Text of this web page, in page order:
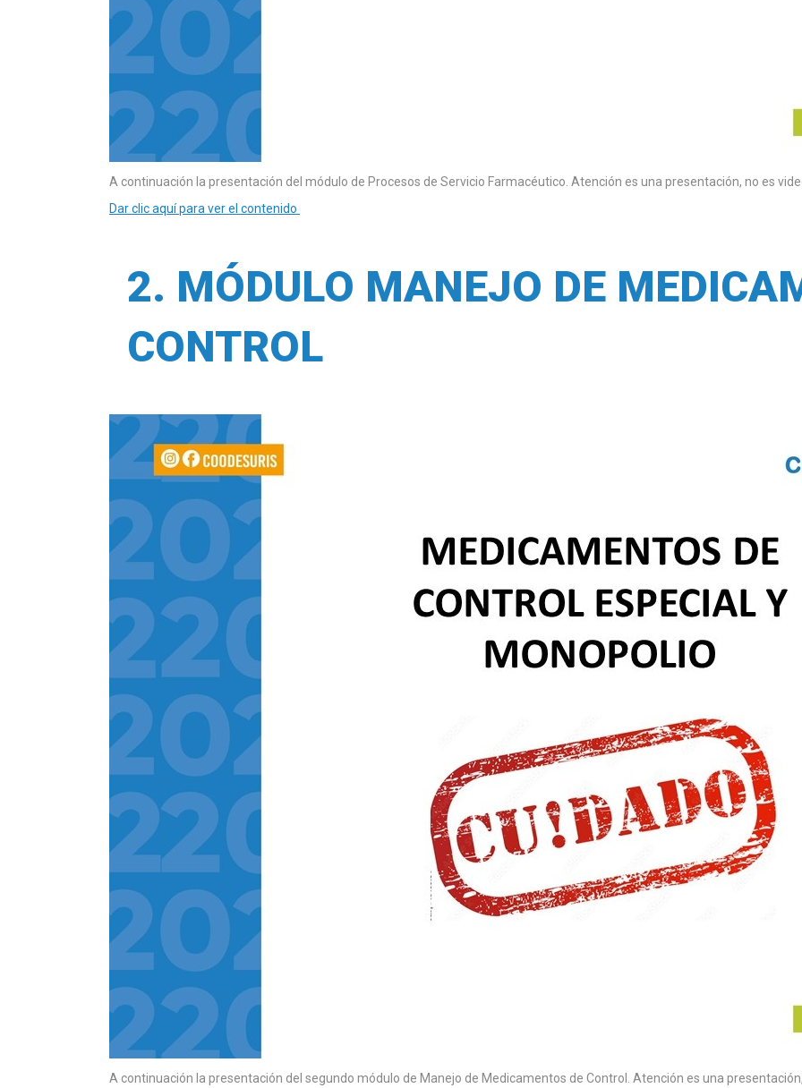
A continuación la presentación del módulo de Procesos de Servicio Farmacéutico. Atención es una presentación, no es
Dar clic aquí para ver el contenido
2. MÓDULO MANEJO DE
CONTROL
A continuación la presentación del segundo módulo de Manejo de Medicamentos de Control. Atención es una